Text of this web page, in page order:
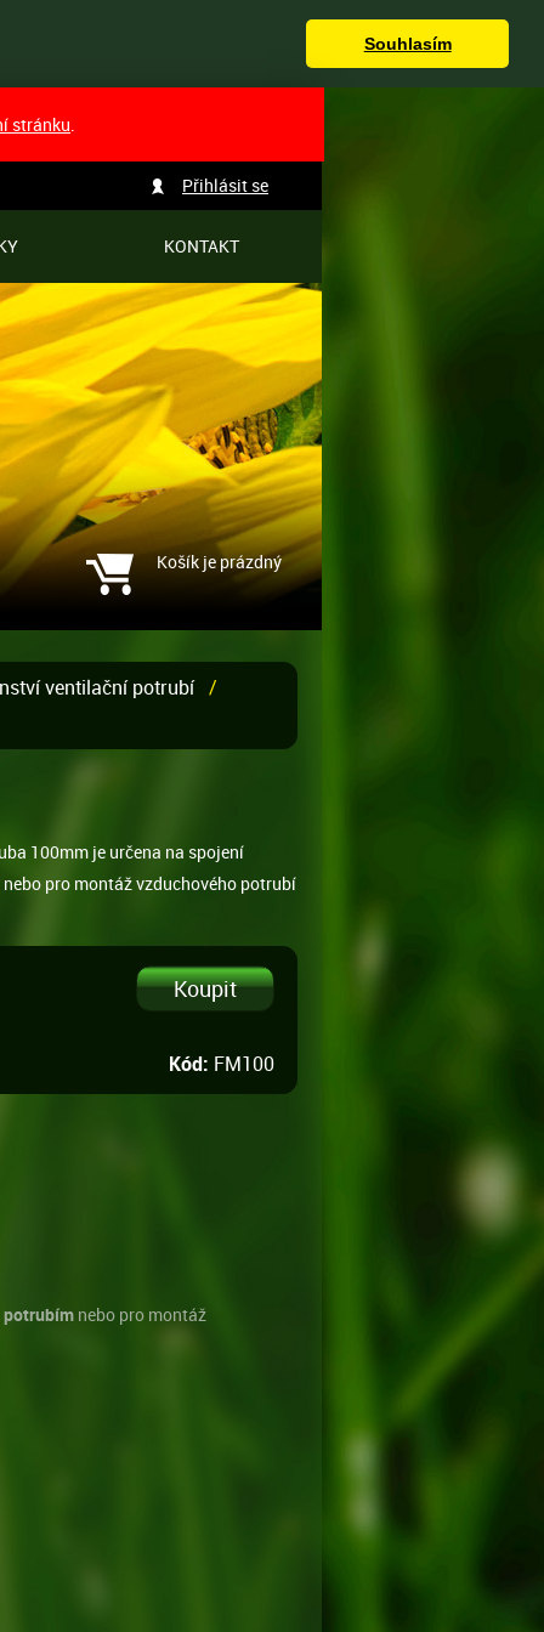
Souhlasím
stránku
KONTAKT
Přihlásit se
Košík je prázdný
ventilační potrubí /
100mm je určena na spojení
pro montáž vzduchového potrubí
Kód: FM100
potrubím nebo pro montáž